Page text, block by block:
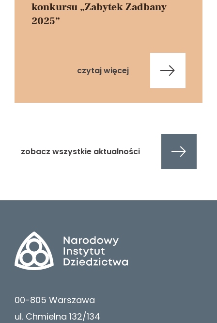
konkursu „Zabytek Zadbany
2025”
czytaj więcej
zobacz wszystkie aktualności
Stopka
strony
00-805 Warszawa
ul. Chmielna 132/134